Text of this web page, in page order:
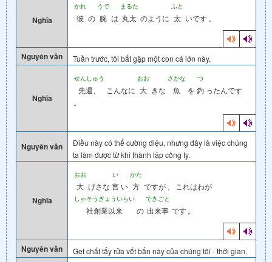
Nghĩa
かれ
彼 の
うで
腕 は
まるた
丸太 のように
ふと
太 いです 。
Nguyên văn Tuần trước, tôi bắt gặp một con cá lớn này.
Nghĩa
せんしゅう
先週、 こんなに
おお
大 きな
さかな
魚 を
つ
釣 ったんです
。
Nguyên văn
Điều này có thể cường điệu, nhưng đây là việc chúng
ta làm được từ khi thành lập công ty.
Nghĩa
おお
大 げさな
い
言 い
かた
方 ですが これはわが
しゃそうぎょういらい
社創業以来 の
できごと
出来事 です 。
Nguyên văn Get chất tẩy rửa vết bẩn này của chúng tôi - thời gian.